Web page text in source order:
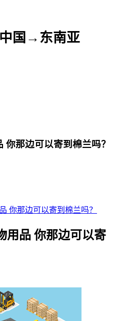
中国→东南亚
那边可以寄到棉兰吗？
你那边可以寄到棉兰吗？
用品 你那边可以寄